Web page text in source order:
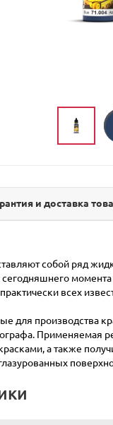
и доставка
собой ряд
всех
для производства
Применяемая
а также